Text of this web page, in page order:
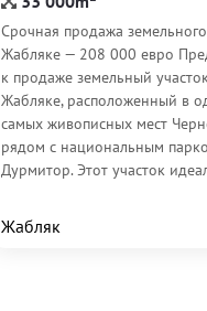
Срочная продажа
Жабляке — 208 000 евро
к продаже земельный
Жабляке, расположенный в
самых живописных мест
рядом с национальным
Дурмитор. Этот участок
Жабляк